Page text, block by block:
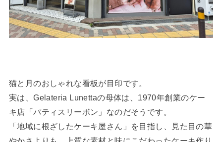
猫と月のおしゃれな看板が目印です。
実は、Gelateria Lunettaの母体は、1970年創業のケー
キ店「パティスリーボン」なのだそうです。
「地域に根ざしたケーキ屋さん」を目指し、見た目の華